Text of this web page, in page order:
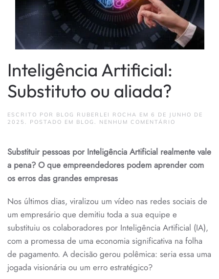
Inteligência Artificial:
Substituto ou aliada?
ESCRITO POR BLOG RUBERLEI ROCHA EM 6 DE JUNHO DE
2025 . POSTADO EM BLOG . NENHUM COMENTÁRIO
OU
Substituir pessoas por Inteligência Artificial realmente vale
a pena? O que empreendedores podem aprender com
os erros das grandes empresas
Nos últimos dias, viralizou um vídeo nas redes sociais de
um empresário que demitiu toda a sua equipe e
substituiu os colaboradores por Inteligência Artificial (IA),
com a promessa de uma economia significativa na folha
de pagamento. A decisão gerou polêmica: seria essa uma
jogada visionária ou um erro estratégico?